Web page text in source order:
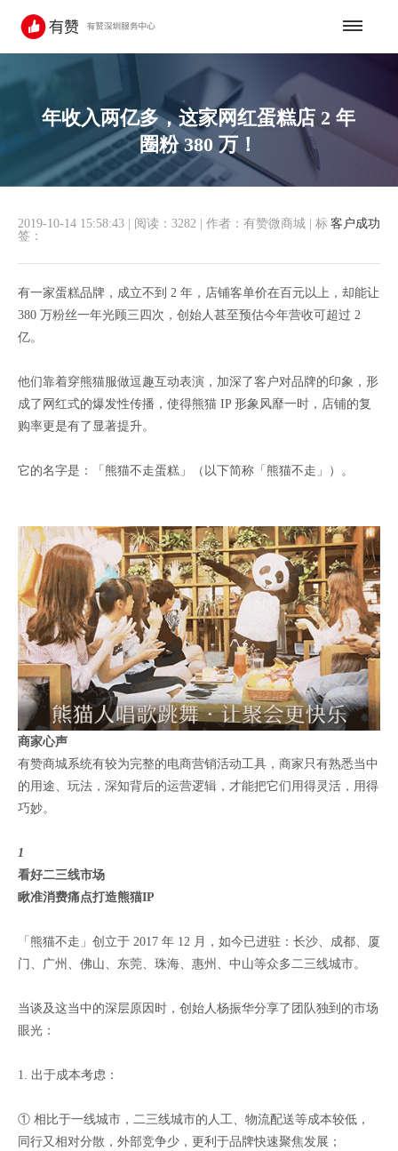
年收入两亿多，这家网红蛋糕店 2 年
圈粉 380 万！
客户成功
2019-10-14 15:58:43 阅读：3282 作者：有赞微商城
标
签：
有一家蛋糕品牌，成立不到 2 年，店铺客单价在百元以上，却能让
380 万粉丝一年光顾三四次，创始人甚至预估今年营收可超过 2
亿。
他们靠着穿熊猫服做逗趣互动表演，加深了客户对品牌的印象，形
成了网红式的爆发性传播，使得熊猫 IP 形象风靡一时，店铺的复
购率更是有了显著提升。
它的名字是：「熊猫不走蛋糕」（以下简称「熊猫不走」）。
商家心声
有赞商城系统有较为完整的电商营销活动工具，商家只有熟悉当中
的用途、玩法，深知背后的运营逻辑，才能把它们用得灵活，用得
巧妙。
1
看好二三线市场
瞅准消费痛点打造熊猫IP
「熊猫不走」创立于 2017 年 12 月，如今已进驻：长沙、成都、厦
门、广州、佛山、东莞、珠海、惠州、中山等众多二三线城市。
当谈及这当中的深层原因时，创始人杨振华分享了团队独到的市场
眼光：
1. 出于成本考虑：
① 相比于一线城市，二三线城市的人工、物流配送等成本较低，
同行又相对分散，外部竞争少，更利于品牌快速聚焦发展；